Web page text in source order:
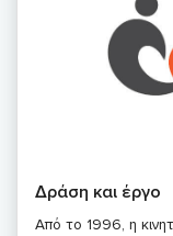
Δράση και έργο
Από το 1996, η